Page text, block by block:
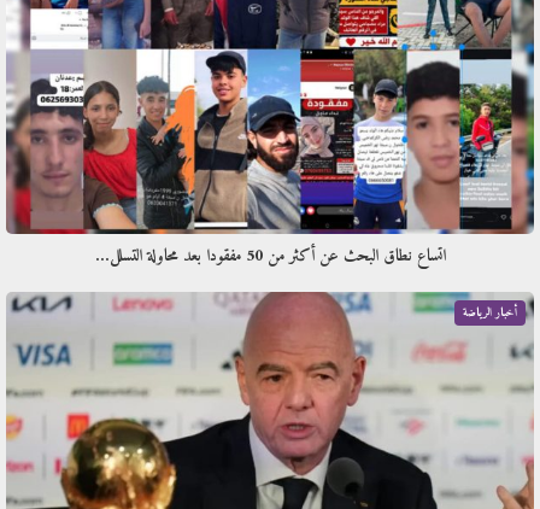
اتساع نطاق البحث عن أكثر من 50 مفقودا بعد محاولة التسلل…
أخبار الرياضة